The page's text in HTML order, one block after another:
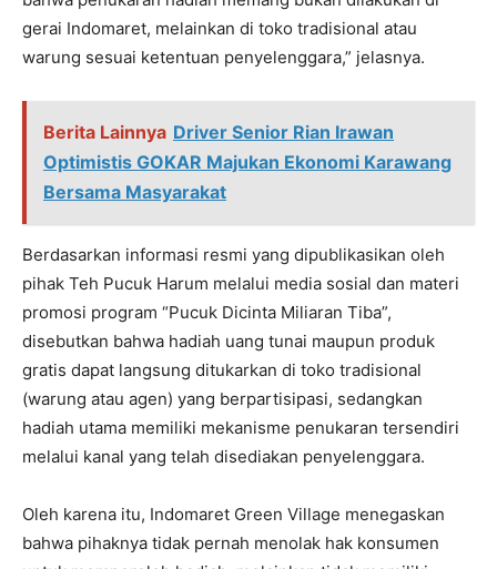
gerai Indomaret, melainkan di toko tradisional atau
warung sesuai ketentuan penyelenggara,” jelasnya.
Berita Lainnya Driver Senior Rian Irawan
Optimistis GOKAR Majukan Ekonomi Karawang
Bersama Masyarakat
Berdasarkan informasi resmi yang dipublikasikan oleh
pihak Teh Pucuk Harum melalui media sosial dan materi
promosi program “Pucuk Dicinta Miliaran Tiba”,
disebutkan bahwa hadiah uang tunai maupun produk
gratis dapat langsung ditukarkan di toko tradisional
(warung atau agen) yang berpartisipasi, sedangkan
hadiah utama memiliki mekanisme penukaran tersendiri
melalui kanal yang telah disediakan penyelenggara.
Oleh karena itu, Indomaret Green Village menegaskan
bahwa pihaknya tidak pernah menolak hak konsumen